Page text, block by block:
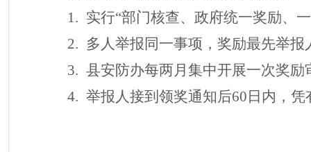
1. 实行“部门核查、政府统一奖励、
2. 多人举报同一事项，奖励最先举报
3. 县安防办每两月 集中开展一次奖励
4. 举报人接到领奖通知后60 日内 ，